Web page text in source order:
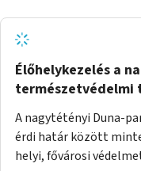
Élőhelykezelés a
természetvédelmi
A nagytétényi Duna-
érdi határ között
helyi, fővárosi